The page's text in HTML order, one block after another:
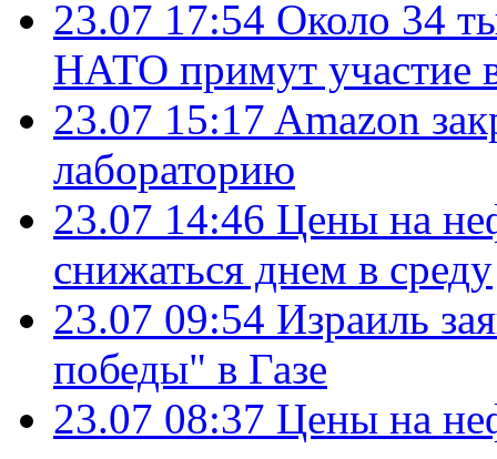
23.07 17:54 Около 34
НАТО примут участие
23.07 15:17 Amazon
лабораторию
23.07 14:46 Цены на
снижаться днем в среду
23.07 09:54 Израиль
победы" в Газе
23.07 08:37 Цены на